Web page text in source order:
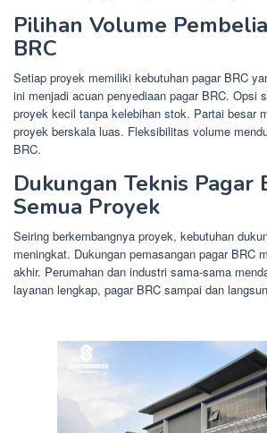
Pilihan Volume
BRC
Setiap proyek memiliki kebutuhan pagar BRC
ini menjadi acuan penyediaan pagar BRC. Opsi
proyek kecil tanpa kelebihan stok. Partai besar
proyek berskala luas. Fleksibilitas volume
BRC.
Dukungan Teknis Pagar
Semua Proyek
Seiring berkembangnya proyek, kebutuhan
meningkat. Dukungan pemasangan pagar BRC
akhir. Perumahan dan industri sama-sama
layanan lengkap, pagar BRC sampai dan